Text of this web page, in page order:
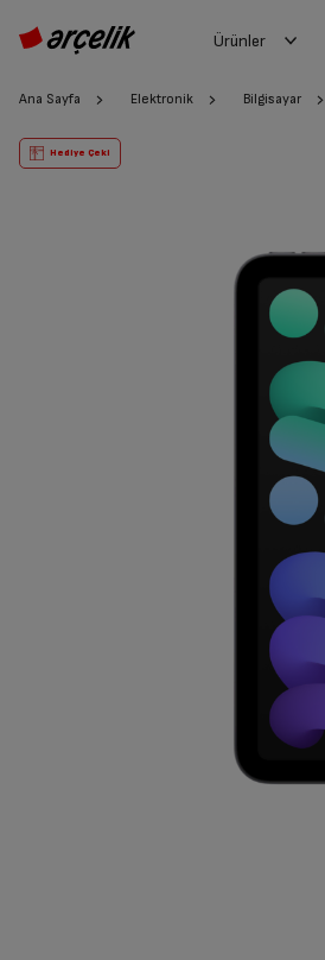
Ürünler
Ana Sayfa Elektronik Bilgisayar
Hediye Çeki